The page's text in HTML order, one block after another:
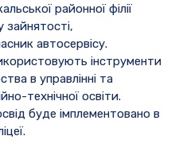
районної філії
зайнятості,
автосервісу.
інструменти
в управлінні та
технічної освіти.
буде імплементовано в